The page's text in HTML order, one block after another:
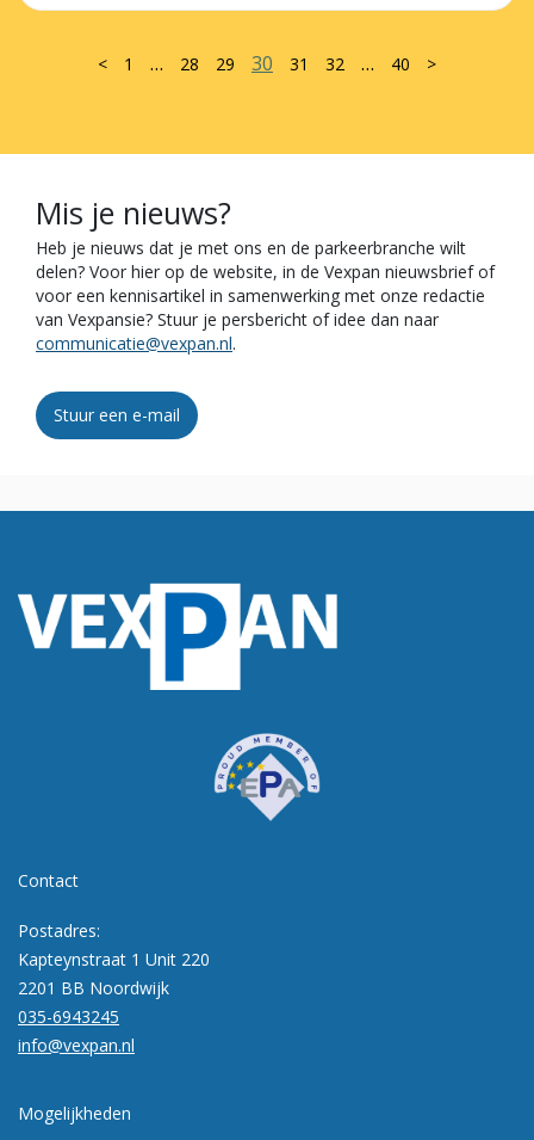
< 1 … 28 29 30 31 32 … 40 >
Mis je nieuws?
Heb je nieuws dat je met ons en de parkeerbranche wilt
delen? Voor hier op de website, in de Vexpan nieuwsbrief of
voor een kennisartikel in samenwerking met onze redactie
van Vexpansie? Stuur je persbericht of idee dan naar
communicatie@vexpan.nl.
Stuur een e-mail
Contact
Postadres:
Kapteynstraat 1 Unit 220
2201 BB Noordwijk
035-6943245
info@vexpan.nl
Mogelijkheden